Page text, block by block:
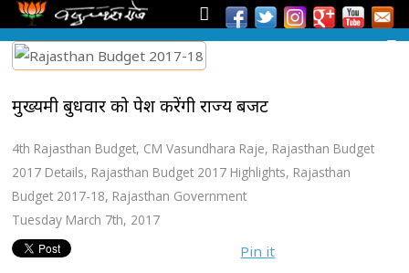
मुख्यमंत्री बुधवार को पेश करेंगी राज्य बजट
4th Rajasthan Budget, CM Vasundhara Raje, Rajasthan Budget
2017 Details, Rajasthan Budget 2017 Highlights, Rajasthan
Budget 2017-18, Rajasthan Government
Tuesday March 7th, 2017
Pin it